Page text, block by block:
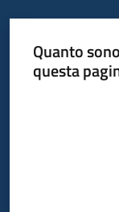
Quanto
questa